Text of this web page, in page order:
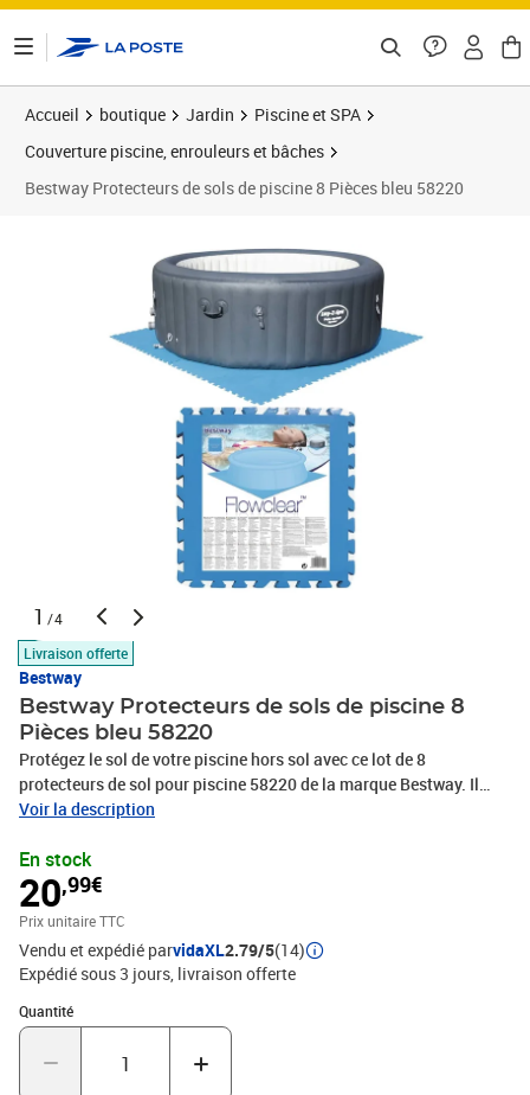
Accueil boutique Jardin
Piscine et SPA
Couverture piscine, enrouleurs et bâches
Bestway Protecteurs de sols de piscine 8 Pièces bleu 58220
1 /4
Livraison offerte
Bestway
Bestway Protecteurs de sols de piscine 8
Pièces bleu 58220
Protégez le sol de votre piscine hors sol avec ce lot de 8
protecteurs de sol pour piscine 58220 de la marque Bestway. Il
convient aux piscines de toutes formes et tailles. Ces dalles à
de haute qualité. Grâce à leur système d'emboîtement astucieux,
elles peuvent être placées dans différentes configurations. Elles
sont non seulement idéales pour protéger le sol de votre piscine
contre les perforations et l'abrasion, mais peuvent également être
utilisées pour former un tapis de jeu ou une surface souple pour le
camping. La livraison comprend 8 pièces qui couvriront une
surface totale de 2 m².Couleur : bleuMatériau : polyéthylène
(PE)Taille : 50 x 50 cm (L x l)Chaque tuile a une surface de 0,25
m²Polyéthylène durableFournit une protection supplémentaire
Voir la description
En stock
20,99€
Prix unitaire TTC
Vendu et expédié parvidaXL2.79/5(14)
Expédié sous 3 jours livraison offerte
Quantité
Quantité : 1